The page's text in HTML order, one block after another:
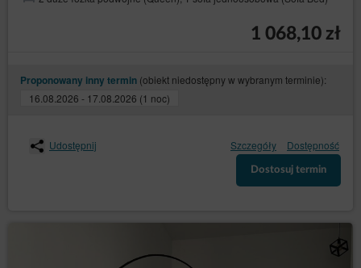
1 068,10 zł
Proponowany inny termin (obiekt niedostępny w wybranym terminie):
16.08.2026 - 17.08.2026 (1 noc)
Udostępnij Szczegóły Dostępność
Dostosuj termin